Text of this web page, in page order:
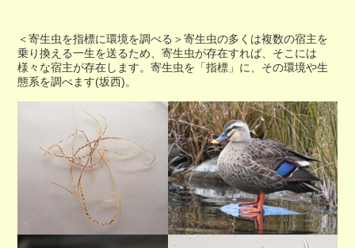
＜寄生虫を指標に環境を調べる＞寄生虫の多くは複数の宿主を
乗り換える一生を送るため、寄生虫が存在すれば、そこには
様々な宿主が存在します。寄生虫を「指標」に、その環境や生
態系を調べます(坂西)。